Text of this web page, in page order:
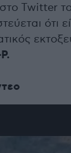
Twitter
ότι